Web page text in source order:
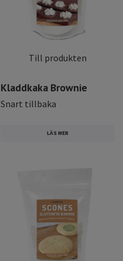
Till produkten
Kladdkaka Brownie
Snart tillbaka
LÄS MER